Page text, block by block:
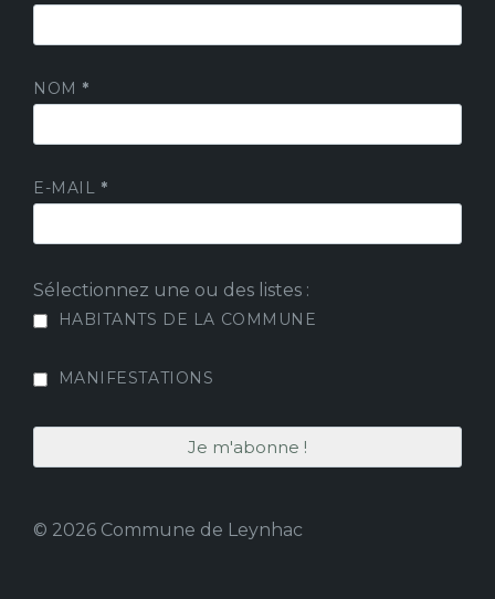
NOM *
E-MAIL *
Sélectionnez une ou des listes :
HABITANTS DE LA COMMUNE
MANIFESTATIONS
© 2026 Commune de Leynhac